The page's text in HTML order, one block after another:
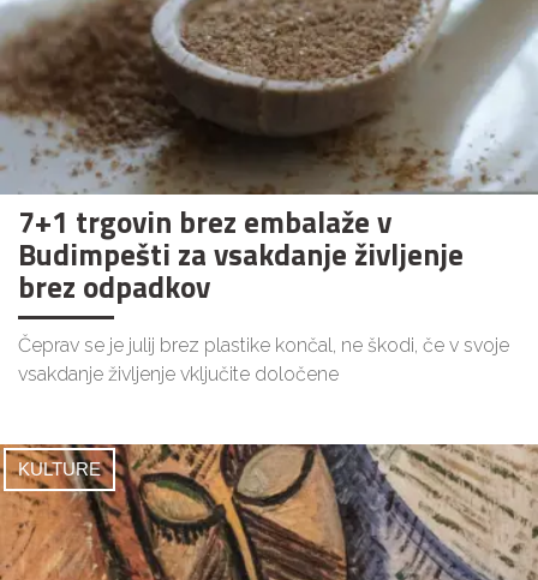
7+1 trgovin brez embalaže v
Budimpešti za vsakdanje življenje
brez odpadkov
Čeprav se je julij brez plastike končal, ne škodi, če v svoje
vsakdanje življenje vključite določene
KULTURE